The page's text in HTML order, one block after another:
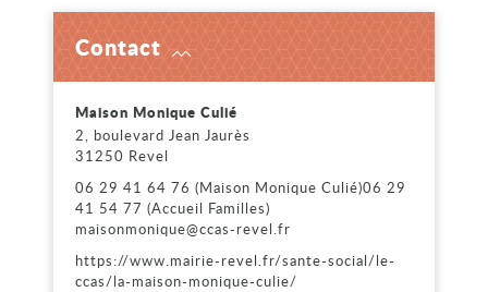
Contact
Maison Monique Culié
2, boulevard Jean Jaurès
31250 Revel
06 29 41 64 76 (Maison Monique Culié)06 29
41 54 77 (Accueil Familles)
maisonmonique@ccas-revel.fr
https://www.mairie-revel.fr/sante-social/le-
ccas/la-maison-monique-culie/